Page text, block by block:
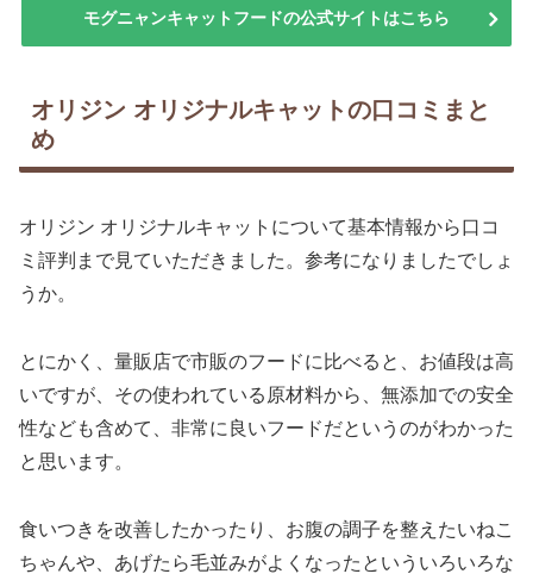
モグニャンキャットフードの公式サイトはこちら
オリジン オリジナルキャットの口コミまと
め
オリジン オリジナルキャットについて基本情報から口コ
ミ評判まで見ていただきました。参考になりましたでしょ
うか。
とにかく、量販店で市販のフードに比べると、お値段は高
いですが、その使われている原材料から、無添加での安全
性なども含めて、非常に良いフードだというのがわかった
と思います。
食いつきを改善したかったり、お腹の調子を整えたいねこ
ちゃんや、あげたら毛並みがよくなったといういろいろな